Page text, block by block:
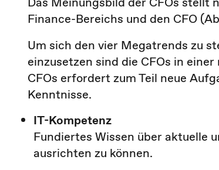
Finance-Bereichs und den CFO
Um sich den vier Megatrends zu
einzusetzen sind die CFOs in
CFOs erfordert zum Teil neue
Kenntnisse.
IT-Kompetenz
Fundiertes Wissen über aktuelle
ausrichten zu können.